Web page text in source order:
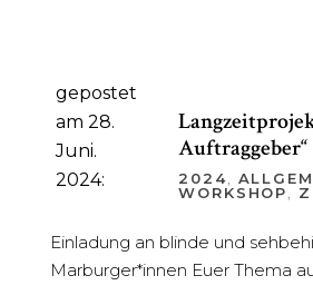
gepostet
am 28.
Juni.
2024:
Auftraggeber“
2024
WORKSHOP
Einladung an blinde und
Marburger*innen Euer Thema